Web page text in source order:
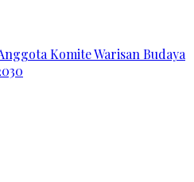
Komite Warisan Budaya